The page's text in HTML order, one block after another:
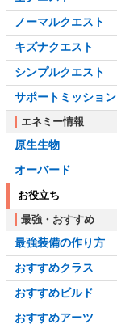
ノーマルクエスト
キズナクエスト
シンプルクエスト
サポートミッション
エネミー情報
原生生物
オーバード
お役立ち
最強・おすすめ
最強装備の作り方
おすすめクラス
おすすめビルド
おすすめアーツ